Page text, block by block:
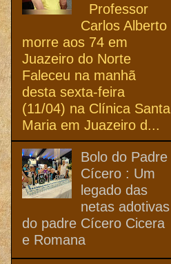
Professor
Carlos Alberto
morre aos 74 em
Juazeiro do Norte
Faleceu na manhã
desta sexta-feira
(11/04) na Clínica Santa
Maria em Juazeiro d...
Bolo do Padre
Cícero : Um
legado das
netas adotivas
do padre Cícero Cicera
e Romana